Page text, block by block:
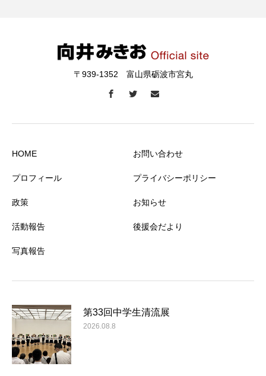
〒939-1352 富山県砺波市宮丸
HOME
プロフィール
政策
活動報告
写真報告
お問い合わせ
プライバシーポリシー
お知らせ
後援会だより
第33回中学生清流展
2026.08.8